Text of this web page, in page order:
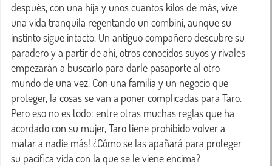
después, con una hija y unos cuantos kilos de más, vive
una vida tranquila regentando un combini, aunque su
instinto sigue intacto. Un antiguo compañero descubre su
paradero y a partir de ahí, otros conocidos suyos y rivales
empezarán a buscarlo para darle pasaporte al otro
mundo de una vez. Con una familia y un negocio que
proteger, la cosas se van a poner complicadas para Taro.
Pero eso no es todo: entre otras muchas reglas que ha
acordado con su mujer, Taro tiene prohibido volver a
matar a nadie más! ¿Cómo se las apañará para proteger
su pacífica vida con la que se le viene encima?